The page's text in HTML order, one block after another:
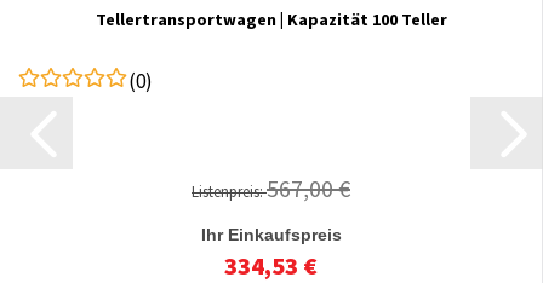
Tellertransportwagen | Kapazität 100 Teller
(0)
Listenpreis:567,00 €
Ihr Einkaufspreis
334,53 €